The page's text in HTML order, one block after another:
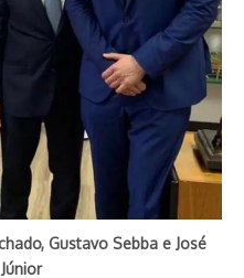
Gustavo Sebba e José